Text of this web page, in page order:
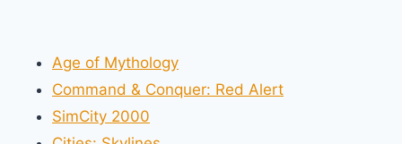
Age of Mythology
Command & Conquer: Red Alert
SimCity 2000